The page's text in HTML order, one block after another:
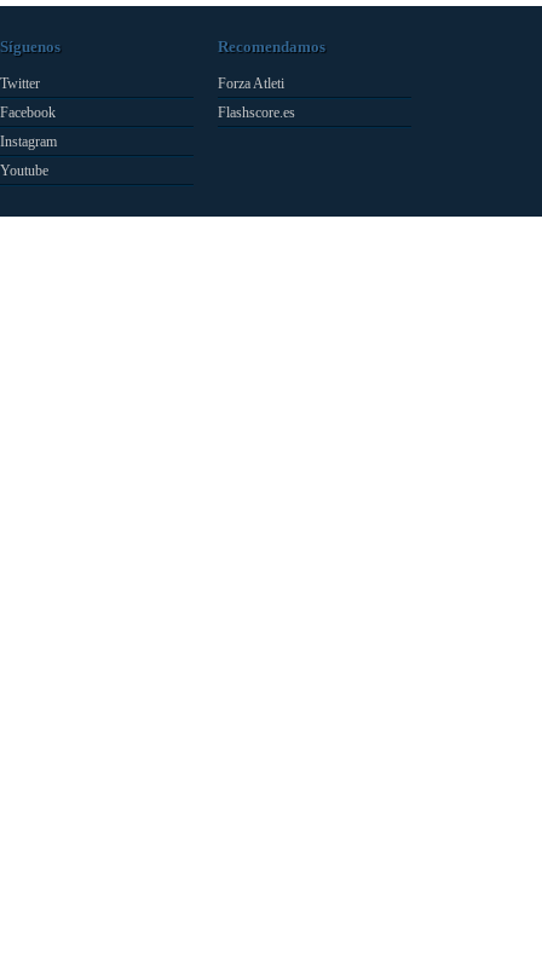
Síguenos
Twitter
Facebook
Instagram
Youtube
Recomendamos
Forza Atleti
Flashscore.es